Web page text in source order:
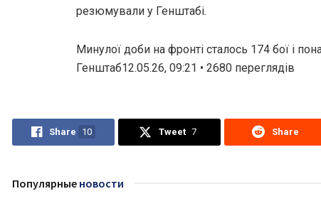
резюмували у Генштабі.
Минулої доби на фронті сталось 174 бої і
Генштаб12.05.26, 09:21 • 2680 переглядiв
Share 10 Tweet 7 Share
Популярные новости